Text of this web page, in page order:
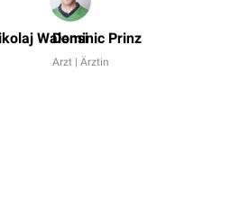
Walensi
Dominic Prinz
Arzt | Ärztin